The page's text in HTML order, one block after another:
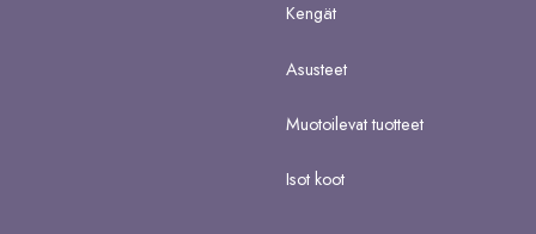
Kengät
Asusteet
Muotoilevat tuotteet
Isot koot